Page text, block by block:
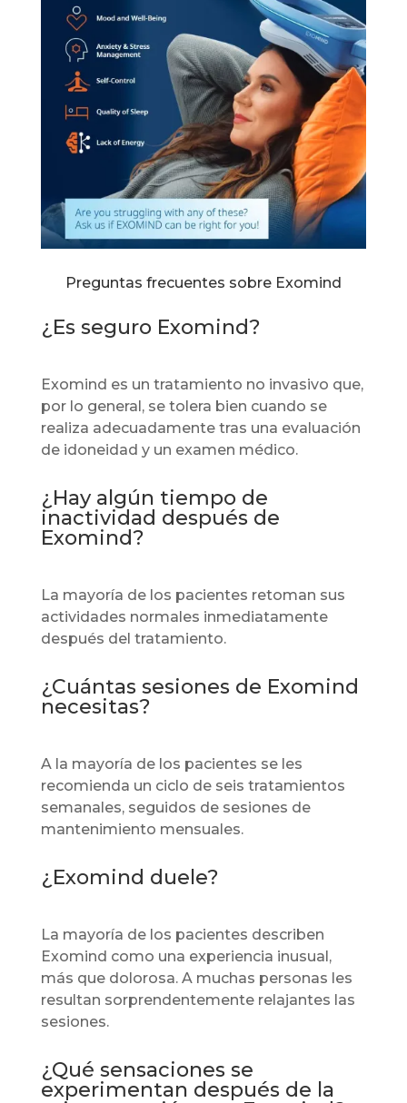
Preguntas frecuentes sobre Exomind
¿Es seguro Exomind?
Exomind es un tratamiento no invasivo que,
por lo general, se tolera bien cuando se
realiza adecuadamente tras una evaluación
de idoneidad y un examen médico.
¿Hay algún tiempo de
inactividad después de
Exomind?
La mayoría de los pacientes retoman sus
actividades normales inmediatamente
después del tratamiento.
¿Cuántas sesiones de Exomind
necesitas?
A la mayoría de los pacientes se les
recomienda un ciclo de seis tratamientos
semanales, seguidos de sesiones de
mantenimiento mensuales.
¿Exomind duele?
La mayoría de los pacientes describen
Exomind como una experiencia inusual,
más que dolorosa. A muchas personas les
resultan sorprendentemente relajantes las
sesiones.
¿Qué sensaciones se
experimentan después de la